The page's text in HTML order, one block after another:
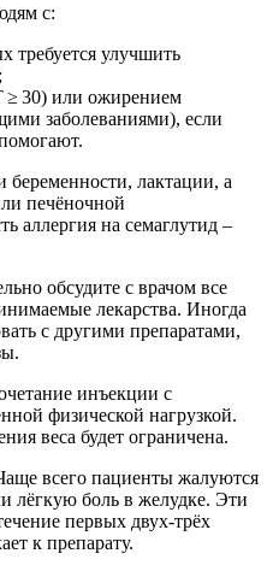
с:
требуется улучшить
30) или ожирением
заболеваниями), если
беременности, лактации, а
печёночной
аллергия на семаглутид –
обсудите с врачом все
лекарства. Иногда
с другими препаратами,
инъекции с
физической нагрузкой.
веса будет ограничена.
всего пациенты жалуются
лёгкую боль в желудке. Эти
первых двух‑трёх
к препарату.